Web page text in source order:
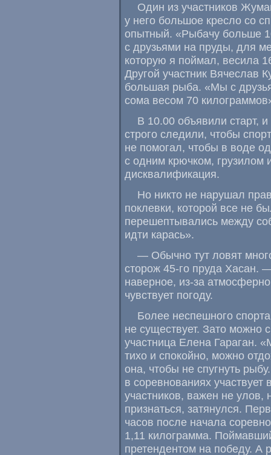
Один из участников
у него большое кресло со
опытный. «Рыбачу больше
с друзьями на пруды, для
которую я поймал, весила
Другой участник Вячеслав
большая рыба. «Мы с
сома весом 70
В 10.00 объявили старт, и
строго следили, чтобы
не помогал, чтобы в воде
с одним крючком, грузилом
дисквалификация.
Но никто не нарушал
поклевки, которой все не
перешептывались между
идти карась».
— Обычно тут ловят
сторож 45-го пруда Хасан.
наверное, из-за
чувствует погоду.
Более неспешного спорта
не существует. Зато можно
участница Елена Гараган.
тихо и спокойно, можно
она, чтобы не спугнуть
в соревнованиях
участников, важен не улов,
признаться, затянулся.
часов после начала
1,11 килограмма.
претендентом на победу. А